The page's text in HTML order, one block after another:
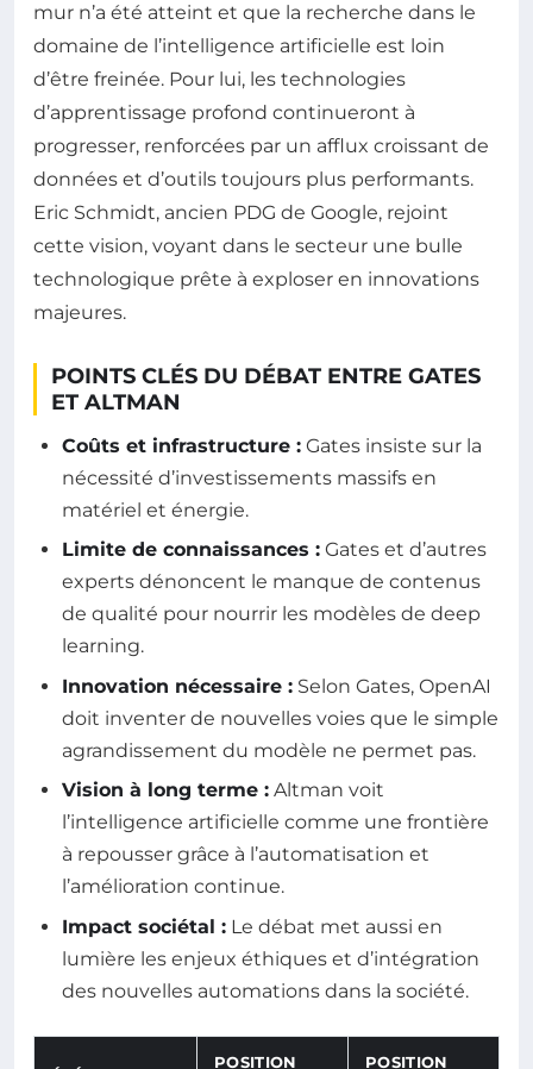
mur n’a été atteint et que la recherche dans le
domaine de l’intelligence artificielle est loin
d’être freinée. Pour lui, les technologies
d’apprentissage profond continueront à
progresser, renforcées par un afflux croissant de
données et d’outils toujours plus performants.
Eric Schmidt, ancien PDG de Google, rejoint
cette vision, voyant dans le secteur une bulle
technologique prête à exploser en innovations
majeures.
POINTS CLÉS DU DÉBAT ENTRE GATES
ET ALTMAN
Coûts et infrastructure : Gates insiste sur la
nécessité d’investissements massifs en
matériel et énergie.
Limite de connaissances : Gates et d’autres
experts dénoncent le manque de contenus
de qualité pour nourrir les modèles de deep
learning.
Innovation nécessaire : Selon Gates, OpenAI
doit inventer de nouvelles voies que le simple
agrandissement du modèle ne permet pas.
Vision à long terme : Altman voit
l’intelligence artificielle comme une frontière
à repousser grâce à l’automatisation et
l’amélioration continue.
Impact sociétal : Le débat met aussi en
lumière les enjeux éthiques et d’intégration
des nouvelles automations dans la société.
POSITION
POSITION